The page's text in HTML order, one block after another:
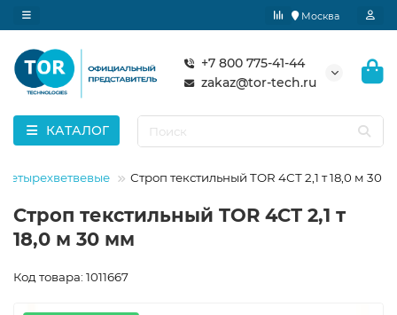
Москва
+7 800 775-41-44
zakaz@tor-tech.ru
КАТАЛОГ
Строп текстильный TOR 4СТ 2,1 т 18,0 м 30
Строп текстильный TOR 4СТ 2,1 т
18,0 м 30 мм
Код товара: 1011667